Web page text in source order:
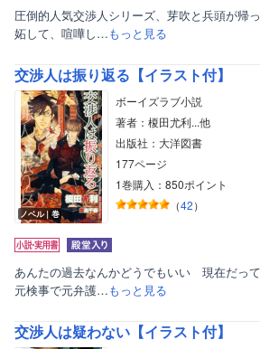
圧倒的人気交渉人シリーズ、芽吹と兵頭が
妬して、喧嘩し…もっと見る
交渉人は振り返る【イラスト付】
ノベル｜巻
ボーイズラブ小説
著者：榎田尤利...他
出版社：大洋図書
177ページ
1巻購入：850ポイント
（42）
あんたの過去なんかどうでもいい 現在だっ
元検事で元弁護…もっと見る
交渉人は疑わない【イラスト付】